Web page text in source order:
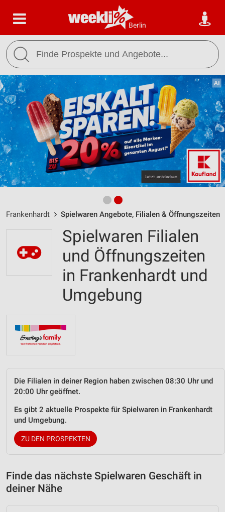
Berlin
Frankenhardt Spielwaren Angebote, Filialen & Öffnungszeiten
Spielwaren Filialen
und Öffnungszeiten
in Frankenhardt und
Umgebung
Die Filialen in deiner Region haben zwischen 08:30 Uhr und
20:00 Uhr geöffnet.
Es gibt 2 aktuelle Prospekte für Spielwaren in Frankenhardt
und Umgebung.
ZU DEN PROSPEKTEN
Finde das nächste Spielwaren Geschäft in
deiner Nähe